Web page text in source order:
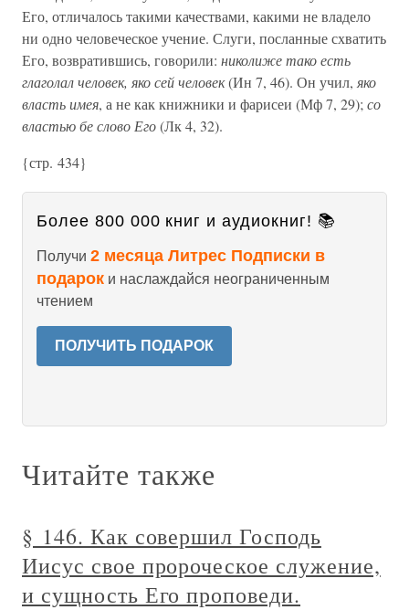
Его, отличалось такими качествами, какими не владело
ни одно человеческое учение. Слуги, посланные схватить
Его, возвратившись, говорили: николиже тако есть
глаголал человек, яко сей человек(Ин 7, 46). Он учил, яко
власть имея, а не как книжники и фарисеи (Мф 7, 29); со
властью бе слово Его(Лк 4, 32).
{стр. 434}
Более 800 000 книг и аудиокниг! 📚
Получи 2 месяца Литрес Подписки в
подарок и наслаждайся неограниченным
чтением
ПОЛУЧИТЬ ПОДАРОК
Читайте также
§ 146. Как совершил Господь
Иисус свое пророческое служение,
и сущность Его проповеди.